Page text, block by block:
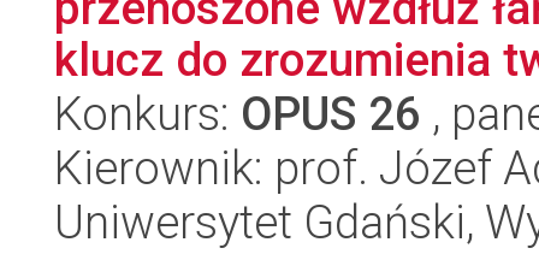
klucz do zrozumienia
Konkurs: OPUS 26 ,
Kierownik: prof. Józef
Uniwersytet Gdański,